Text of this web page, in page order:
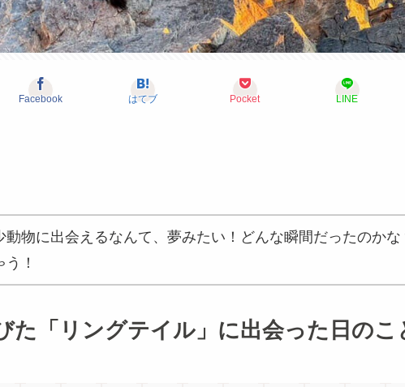
Facebook はてブ Pocket LINE
動物に出会えるなんて、夢みたい！どんな瞬間だったのかな
う！
た「リングテイル」に出会った日のこ